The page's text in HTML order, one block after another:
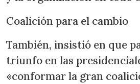
Coalición para el cambio
También, insistió en que
triunfo en las
«conformar la gran